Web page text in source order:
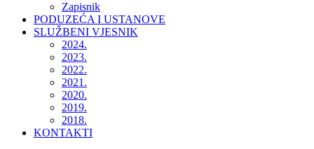
Zapisnik
PODUZEĆA I USTANOVE
SLUŽBENI VJESNIK
2024.
2023.
2022.
2021.
2020.
2019.
2018.
KONTAKTI